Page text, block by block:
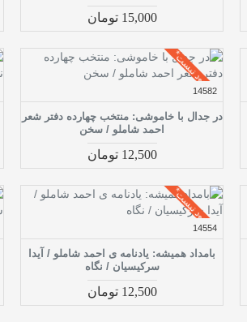
15,000 تومان
موجود نیست*
14582
در جدال با خاموشی: منتخب چهارده دفتر شعر
احمد شاملو / سخن
12,500 تومان
موجود نیست*
14554
بامداد همیشه: یادنامه ی احمد شاملو / آیدا
سرکیسیان / نگاه
12,500 تومان